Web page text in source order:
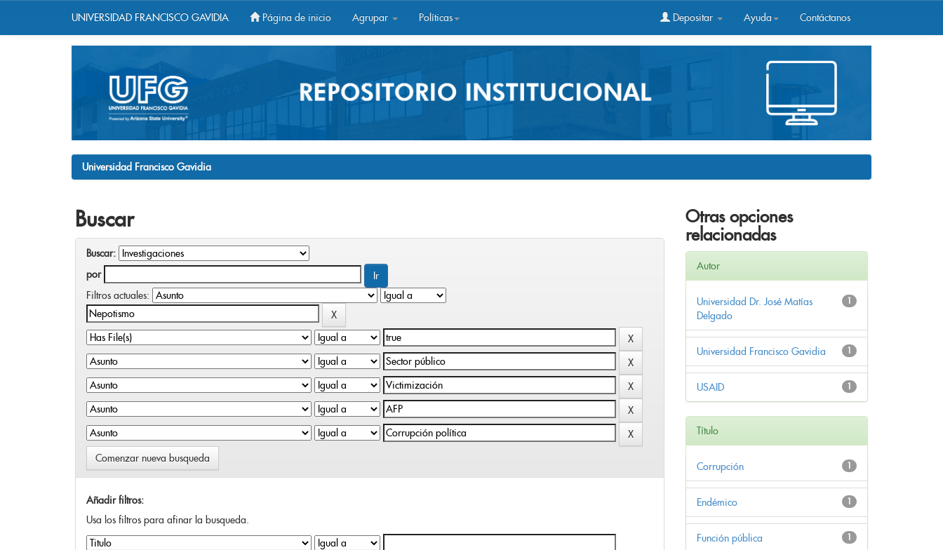
UNIVERSIDAD FRANCISCO GAVIDIA Página de inicio Agrupar Políticas Depositar Ayuda Contáctanos
Universidad Francisco Gavidia
Buscar
Buscar:
por
Filtros actuales:
Comenzar nueva busqueda
Añadir filtros:
Usa los filtros para afinar la busqueda.
Otras opciones
relacionadas
Autor
1
Universidad Dr. José Matías
Delgado
1
Universidad Francisco Gavidia
1
USAID
Título
1
Corrupción
1
Endémico
1
Función pública